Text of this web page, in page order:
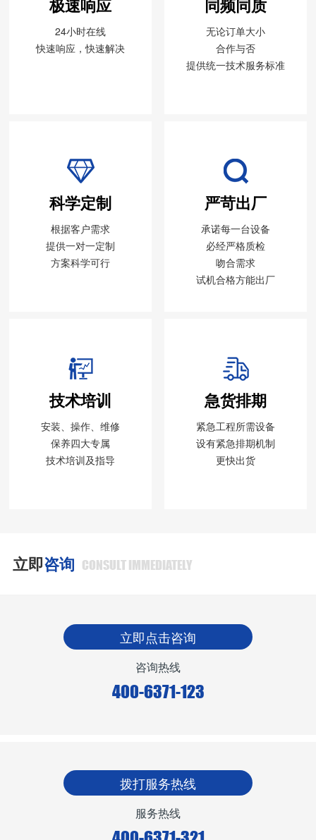
极速响应
24小时在线
快速响应，快速解决
同频同质
无论订单大小
合作与否
提供统一技术服务标准
科学定制
根据客户需求
提供一对一定制
方案科学可行
严苛出厂
承诺每一台设备
必经严格质检
吻合需求
试机合格方能出厂
技术培训
安装、操作、维修
保养四大专属
技术培训及指导
急货排期
紧急工程所需设备
设有紧急排期机制
更快出货
立即咨询 CONSULT IMMEDIATELY
立即点击咨询
咨询热线
400-6371-123
拨打服务热线
服务热线